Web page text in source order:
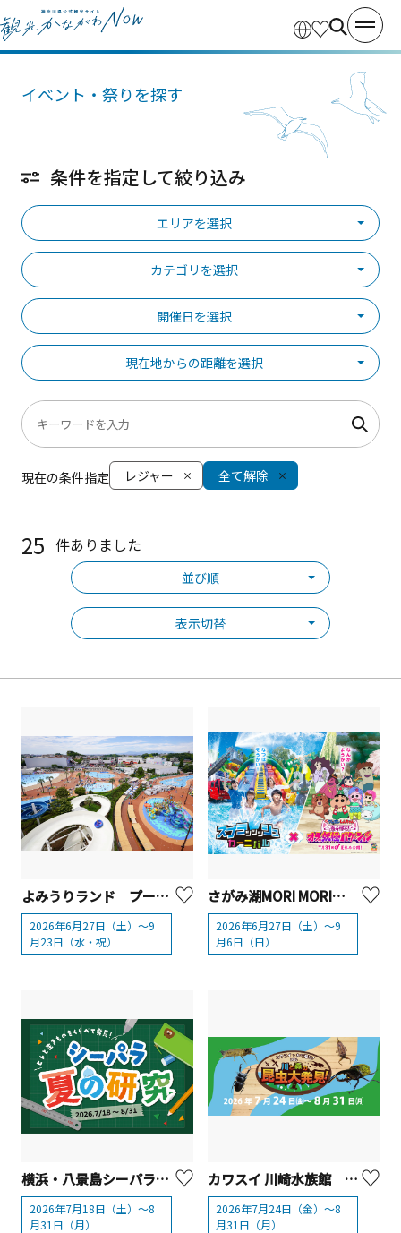
イベント・祭りを探す
条件を指定して絞り込み
エリアを選択
カテゴリを選択
開催日を選択
現在地からの距離を選択
現在の条件指定 レジャー 全て解除
25 件ありました
並び順
表示切替
よみうりランド プールWAI（Water Amusement Island）【川崎市・東京都】
2026年6月27日（土）～9
月23日（水・祝）
さがみ湖MORI MORI「スプラッッッシュカーニバル」2026
2026年6月27日（土）～9
月6日（日）
横浜・八景島シーパラダイス「シーパラ夏の研究」
2026年7月18日（土）～8
月31日（月）
カワスイ 川崎水族館 夏休み限定イベント「カワスイで カワ遊び！川と森の昆虫大発見！」
2026年7月24日（金）～8
月31日（月）